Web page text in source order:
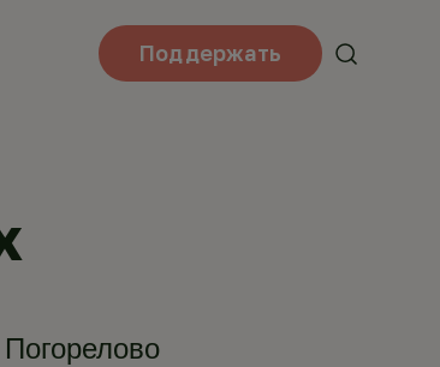
Поддержать